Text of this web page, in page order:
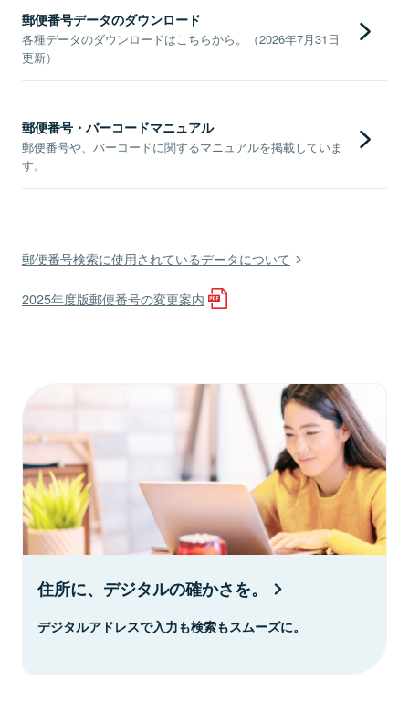
郵便番号データのダウンロード
各種データのダウンロードはこちらから。（2026年7月31日
更新）
郵便番号・バーコードマニュアル
郵便番号や、バーコードに関するマニュアルを掲載していま
す。
郵便番号検索に使用されているデータについて
2025年度版郵便番号の変更案内
住所に、デジタルの確かさを。
デジタルアドレスで入力も検索もスムーズに。